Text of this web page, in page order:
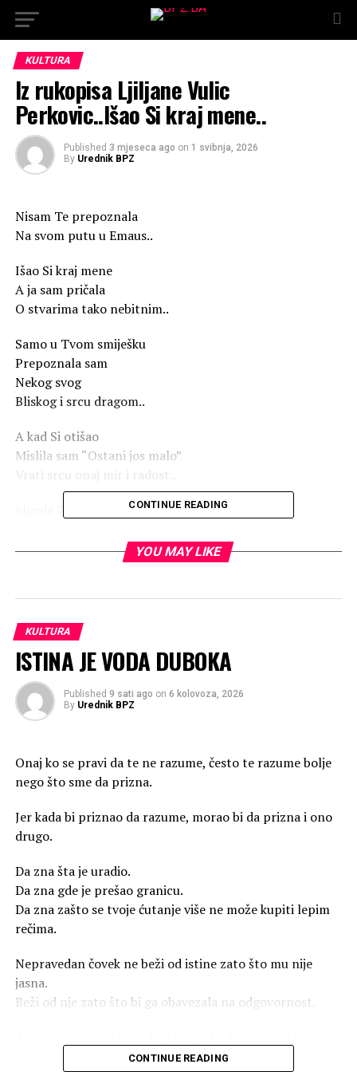
KULTURA
Iz rukopisa Ljiljane Vulic
Perkovic..Išao Si kraj mene..
Published 3 mjeseca ago on 1 svibnja, 2026
By Urednik BPZ
Nisam Te prepoznala
Na svom putu u Emaus..
Išao Si kraj mene
A ja sam pričala
O stvarima tako nebitnim..
Samo u Tvom smiješku
Prepoznala sam
Nekog svog
Bliskog i srcu dragom..
A kad Si otišao
Mislila sam “Ostani jos malo”
Vrati srcu onaj mir i radost..
Mozda Te večeras propoznam
Ako pogledam srcem
RELATED TOPICS:
UP NEXT
DON'T MISS
Susret izvrsnosti u Splitu: Blanka Vlašić i Krešimir Tabak
CONTINUE READING
YOU MAY LIKE
KULTURA
ISTINA JE VODA DUBOKA
Published 9 sati ago on 6 kolovoza, 2026
By Urednik BPZ
Onaj ko se pravi da te ne razume, često te razume bolje
nego što sme da prizna.
Jer kada bi priznao da razume, morao bi da prizna i ono
drugo.
Da zna šta je uradio.
Da zna gde je prešao granicu.
Da zna zašto se tvoje ćutanje više ne može kupiti lepim
rečima.
Nepravedan čovek ne beži od istine zato što mu nije
jasna.
Beži od nje zato što bi ga obavezala na odgovornost.
CONTINUE READING